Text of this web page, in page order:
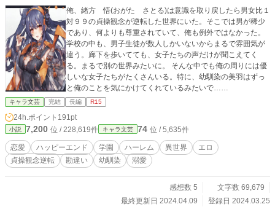
俺、緒方 悟(おがた さとる)は意識を取り戻したら男女比１
対９９の貞操観念が逆転した世界にいた。そこでは男が稀少
であり、何よりも尊重されていて、俺も例外ではなかった。
学校の中も、男子生徒が数人しかいないからまるで雰囲気が
違う。廊下を歩いてても、女子たちの声だけが聞こえてく
る。まるで別の世界みたいに。 そんな中でも俺の周りには優
しいな女子たちがたくさんいる。特に、幼馴染の美羽はずっ
と俺のことを気にかけてくれているみたいで……
キャラ文芸 完結 長編 R15
24h.ポイント 191pt
小説 7,200 位 / 228,619件 キャラ文芸 74 位 / 5,635件
恋愛 ハッピーエンド 学園 ハーレム 異世界
エロ
貞操観念逆転
勘違い 幼馴染 溺愛
感想数 5
文字数 69,679
最終更新日 2024.04.09
登録日 2024.03.25